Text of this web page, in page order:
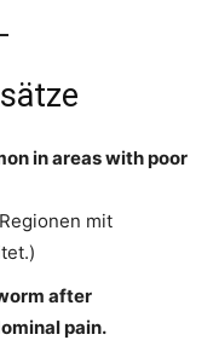
in areas with poor
mit
after
pain.